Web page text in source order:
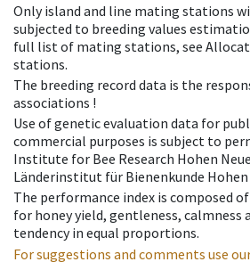
Only island and line mating stations
subjected to breeding values
full list of mating stations, see
stations.
The breeding record data is the
associations !
Use of genetic evaluation data for
commercial purposes is subject to
Institute for Bee Research Hohen
Länderinstitut für Bienenkunde Hohen
The performance index is composed
for honey yield, gentleness, calmness
tendency in equal proportions.
For suggestions and comments use